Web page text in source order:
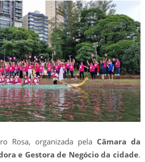
Rosa, organizada pela Câmara da
e Gestora de Negócio da cidade.